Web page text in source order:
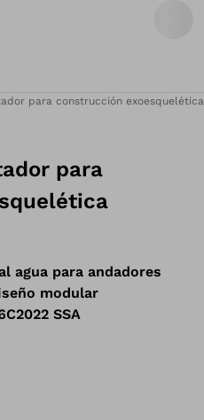
para construcción exoesquelética
para
agua para andadores
modular
SSA